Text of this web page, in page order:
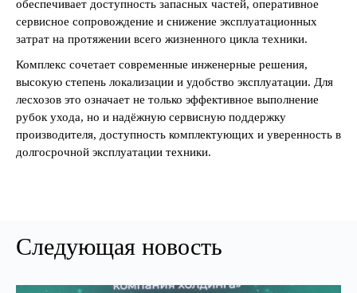
обеспечивает доступность запасных частей, оперативное
сервисное сопровождение и снижение эксплуатационных
затрат на протяжении всего жизненного цикла техники.
Комплекс сочетает современные инженерные решения,
высокую степень локализации и удобство эксплуатации. Для
лесхозов это означает не только эффективное выполнение
рубок ухода, но и надёжную сервисную поддержку
производителя, доступность комплектующих и уверенность в
долгосрочной эксплуатации техники.
Следующая новость